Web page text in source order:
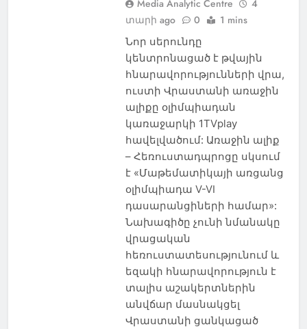
Media Analytic Centre
4
տարի ago
0 1 mins
Նոր սերունդը
կենտրոնացած է թվային
հնարավորությունների վրա,
ուստի Վրաստանի առաջին
ալիքը օլիմպիադան
կառաջարկի 1TVplay
հավելվածում: Առաջին ալիք
– Հեռուստադպրոցը սկսում
է «Մաթեմատիկայի առցանց
օլիմպիադա V-VI
դասարանցիների համար»:
Նախագիծը չունի նմանակը
վրացական
հեռուստատեսությունում և
եզակի հնարավորություն է
տալիս աշակերտներին
անվճար մասնակցել
Վրաստանի ցանկացած